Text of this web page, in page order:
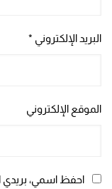
البريد الإلكتروني *
الموقع الإلكتروني
احفظ اسمي، بريدي